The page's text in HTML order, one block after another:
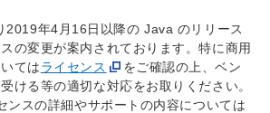
2019年4月16日以降の Java のリリース
の変更が案内されております。特に商用
てはライセンス
をご確認の上、ベン
ける等の適切な対応をお取りください。
ンスの詳細やサポートの内容については